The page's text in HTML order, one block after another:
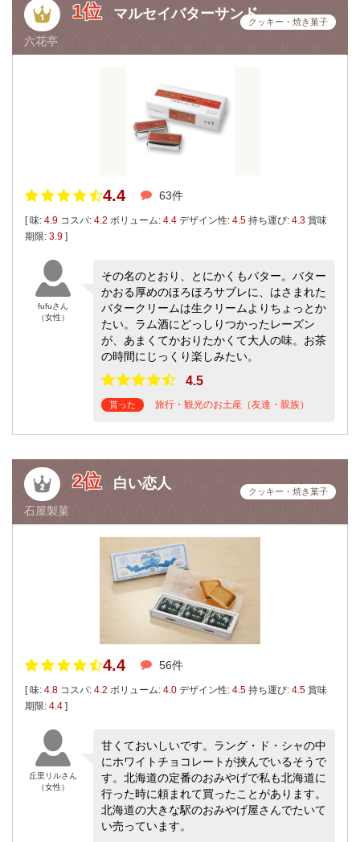
1位 マルセイバターサンド
六花亭
クッキー・焼き菓子
4.4 63件
[ 味: 4.9 コスパ: 4.2 ボリューム: 4.4 デザイン性: 4.5 持ち運び: 4.3 賞味
期限: 3.9 ]
fufuさん
（女性）
その名のとおり、とにかくもバター。バター
かおる厚めのほろほろサブレに、はさまれた
バタークリームは生クリームよりちょっとか
たい。ラム酒にどっしりつかったレーズン
が、あまくてかおりたかくて大人の味。お茶
の時間にじっくり楽しみたい。
4.5
貰った 旅行・観光のお土産（友達・親族）
2位 白い恋人
石屋製菓
クッキー・焼き菓子
4.4 56件
[ 味: 4.8 コスパ: 4.2 ボリューム: 4.0 デザイン性: 4.5 持ち運び: 4.5 賞味
期限: 4.4 ]
丘里リルさん
（女性）
甘くておいしいです。ラング・ド・シャの中
にホワイトチョコレートが挟んでいるそうで
す。北海道の定番のおみやげで私も北海道に
行った時に頼まれて買ったことがあります。
北海道の大きな駅のおみやげ屋さんでたいて
い売っています。